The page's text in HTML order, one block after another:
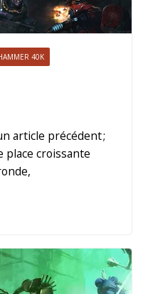
40K
article précédent ;
place croissante